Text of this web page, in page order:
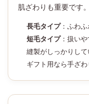
肌ざわりも重要です。
長毛タイプ：ふわ
短毛タイプ：扱い
縫製がしっかりし
ギフト用なら手ざ